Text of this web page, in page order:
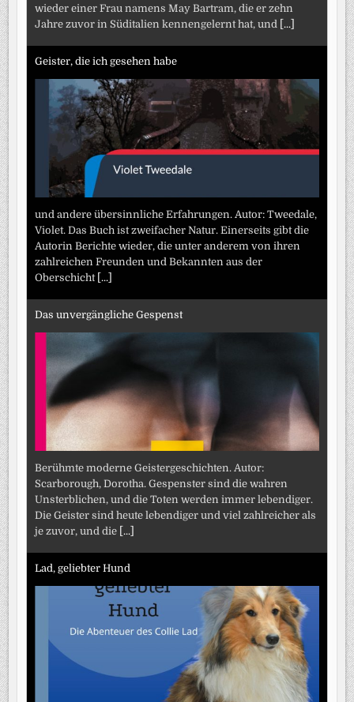
wieder einer Frau namens May Bartram, die er zehn
Jahre zuvor in Süditalien kennengelernt hat, und [...]
Geister, die ich gesehen habe
und andere übersinnliche Erfahrungen. Autor: Tweedale,
Violet. Das Buch ist zweifacher Natur. Einerseits gibt die
Autorin Berichte wieder, die unter anderem von ihren
zahlreichen Freunden und Bekannten aus der
Oberschicht [...]
Das unvergängliche Gespenst
Berühmte moderne Geistergeschichten. Autor:
Scarborough, Dorotha. Gespenster sind die wahren
Unsterblichen, und die Toten werden immer lebendiger.
Die Geister sind heute lebendiger und viel zahlreicher als
je zuvor, und die [...]
Lad, geliebter Hund